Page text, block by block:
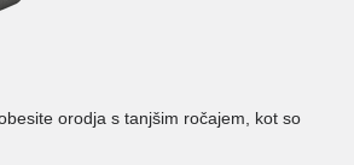
orodja s tanjšim ročajem, kot so